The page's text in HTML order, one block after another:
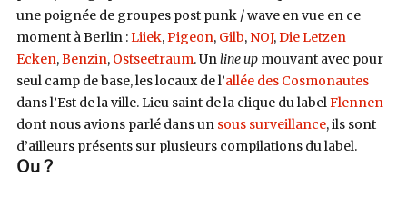
une poignée de groupes post punk / wave en vue en ce
moment à Berlin :Liiek, Pigeon, Gilb, NOJ, Die Letzen
Ecken,Benzin, Ostseetraum. Un line upmouvant avec pour
seul camp de base, les locaux de l’allée des Cosmonautes
dans l’Est de la ville. Lieu saint de la clique du label Flennen
dont nous avions parlé dans un sous surveillance, ils sont
d’ailleurs présents sur plusieurs compilations du label.
Ou ?